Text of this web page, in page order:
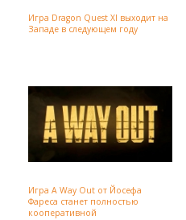
Игра Dragon Quest XI выходит на
Западе в следующем году
Игра A Way Out от Йосефа
Фареса станет полностью
кооперативной